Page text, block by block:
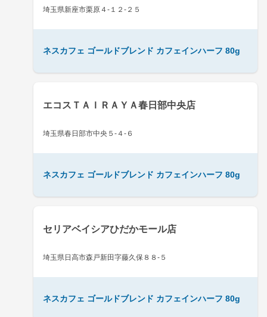
埼玉県新座市栗原４-１２-２５
ネスカフェ ゴールドブレンド カフェインハーフ 80g
エコスＴＡＩＲＡＹＡ春日部中央店
埼玉県春日部市中央５-４-６
ネスカフェ ゴールドブレンド カフェインハーフ 80g
セリアベイシアひだかモール店
埼玉県日高市森戸新田字藤久保８８-５
ネスカフェ ゴールドブレンド カフェインハーフ 80g